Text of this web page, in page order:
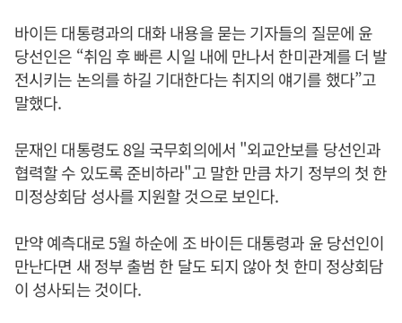
바이든 대통령과의 대화 내용을 묻는 기자들의 질문에 윤
당선인은 “취임 후 빠른 시일 내에 만나서 한미관계를 더 발
전시키는 논의를 하길 기대한다는 취지의 얘기를 했다”고
말했다.
문재인 대통령도 8일 국무회의에서 "외교안보를 당선인과
협력할 수 있도록 준비하라"고 말한 만큼 차기 정부의 첫 한
미정상회담 성사를 지원할 것으로 보인다.
만약 예측대로 5월 하순에 조 바이든 대통령과 윤 당선인이
만난다면 새 정부 출범 한 달도 되지 않아 첫 한미 정상회담
이 성사되는 것이다.